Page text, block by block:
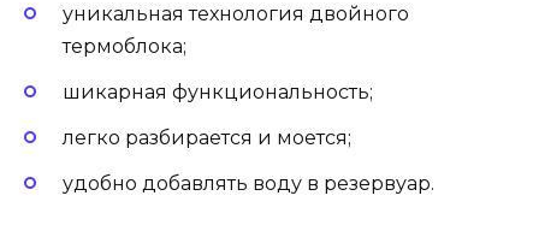
уникальная технология двойного
термоблока;
шикарная функциональность;
легко разбирается и моется;
удобно добавлять воду в резервуар.